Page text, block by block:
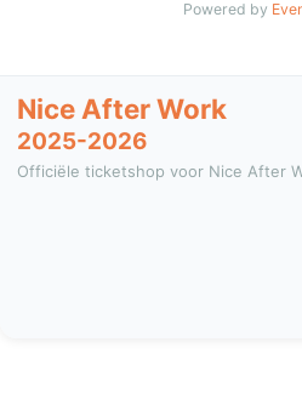
Powered by
Nice After Work
2025-2026
Officiële ticketshop voor Nice After